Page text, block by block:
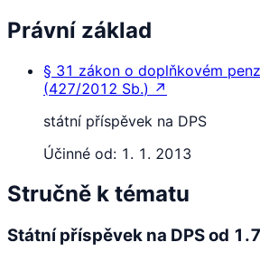
Právní základ
§ 31 zákon o doplňkovém
(427/2012 Sb.) ↗
státní příspěvek na DPS
Účinné od: 1. 1. 2013
Stručně k tématu
Státní příspěvek na DPS od